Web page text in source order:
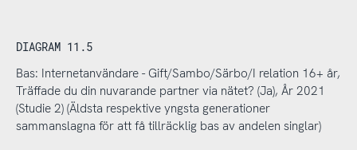
DIAGRAM 11.5
Bas: Internetanvändare - Gift/Sambo/Särbo/I relation 16+ år,
Träffade du din nuvarande partner via nätet? (Ja), År 2021
(Studie 2) (Äldsta respektive yngsta generationer
sammanslagna för att få tillräcklig bas av andelen singlar)